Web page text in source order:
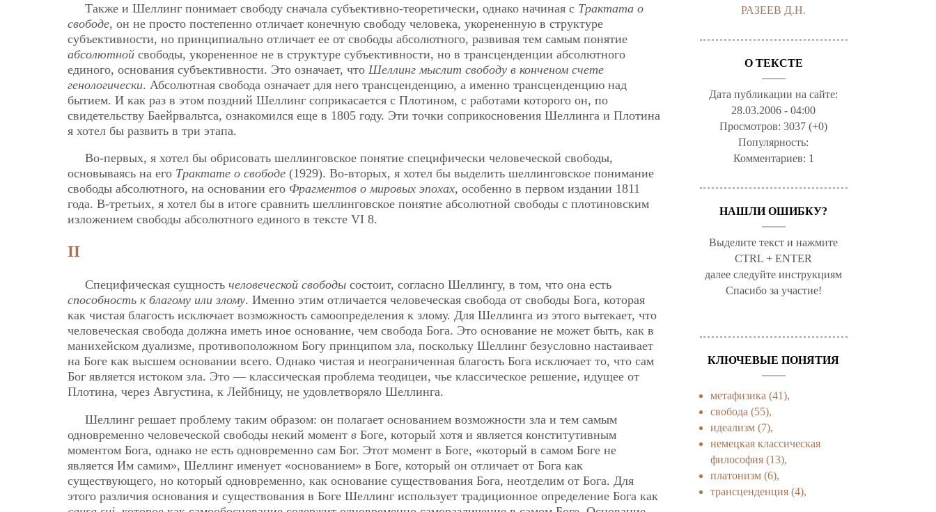
Также и Шеллинг понимает свободу сначала субъективно-теоретически, однако начиная с Трактата о
свободе, он не просто постепенно отличает конечную свободу человека, укорененную в структуре
субъективности, но принципиально отличает ее от свободы абсолютного, развивая тем самым понятие
абсолютной свободы, укорененное не в структуре субъективности, но в трансценденции абсолютного
единого, основания субъективности. Это означает, что Шеллинг мыслит свободу в конченом счете
генологически. Абсолютная свобода означает для него трансценденцию, а именно трансценденцию над
бытием. И как раз в этом поздний Шеллинг соприкасается с Плотином, с работами которого он, по
свидетельству Баейрвальтса, ознакомился еще в 1805 году. Эти точки соприкосновения Шеллинга и Плотина
я хотел бы развить в три этапа.
Во-первых, я хотел бы обрисовать шеллинговское понятие специфически человеческой свободы,
основываясь на его Трактате о свободе (1929). Во-вторых, я хотел бы выделить шеллинговское понимание
свободы абсолютного, на основании его Фрагментов о мировых эпохах, особенно в первом издании 1811
года. В-третьих, я хотел бы в итоге сравнить шеллинговское понятие абсолютной свободы с плотиновским
изложением свободы абсолютного единого в тексте VI 8.
II
Специфическая сущность человеческой свободы состоит, согласно Шеллингу, в том, что она есть
способность к благому или злому. Именно этим отличается человеческая свобода от свободы Бога, которая
как чистая благость исключает возможность самоопределения к злому. Для Шеллинга из этого вытекает, что
человеческая свобода должна иметь иное основание, чем свобода Бога. Это основание не может быть, как в
манихейском дуализме, противоположном Богу принципом зла, поскольку Шеллинг безусловно настаивает
на Боге как высшем основании всего. Однако чистая и неограниченная благость Бога исключает то, что сам
Бог является истоком зла. Это — классическая проблема теодицеи, чье классическое решение, идущее от
Плотина, через Августина, к Лейбницу, не удовлетворяло Шеллинга.
Шеллинг решает проблему таким образом: он полагает основанием возможности зла и тем самым
одновременно человеческой свободы некий момент в Боге, который хотя и является конститутивным
моментом Бога, однако не есть одновременно сам Бог. Этот момент в Боге, «который в самом Боге не
является Им самим», Шеллинг именует «основанием» в Боге, который он отличает от Бога как
существующего, но который одновременно, как основание существования Бога, неотделим от Бога. Для
этого различия основания и существования в Боге Шеллинг использует традиционное определение Бога как
РАЗЕЕВ Д.Н.
О ТЕКСТЕ
Дата публикации на сайте:
28.03.2006 - 04:00
Просмотров:3037 (+0)
Популярность:
Комментариев: 1
НАШЛИ ОШИБКУ?
Выделите текст и нажмите
CTRL + ENTER
далее следуйте инструкциям
Спасибо за участие!
КЛЮЧЕВЫЕ ПОНЯТИЯ
метафизика (41),
свобода (55),
идеализм (7),
немецкая классическая
философия (13),
платонизм (6),
трансценденция (4),